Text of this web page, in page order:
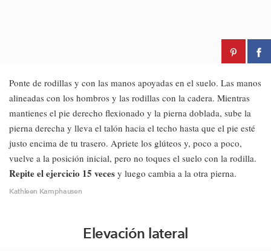
Ponte de rodillas y con las manos apoyadas en el suelo. Las manos
alineadas con los hombros y las rodillas con la cadera. Mientras
mantienes el pie derecho flexionado y la pierna doblada, sube la
pierna derecha y lleva el talón hacia el techo hasta que el pie esté
justo encima de tu trasero. Apriete los glúteos y, poco a poco,
vuelve a la posición inicial, pero no toques el suelo con la rodilla.
Repite el ejercicio 15 veces y luego cambia a la otra pierna.
Kathleen Kamphausen
Elevación lateral